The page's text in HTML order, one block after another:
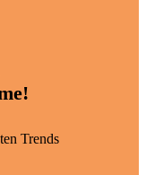
Trends